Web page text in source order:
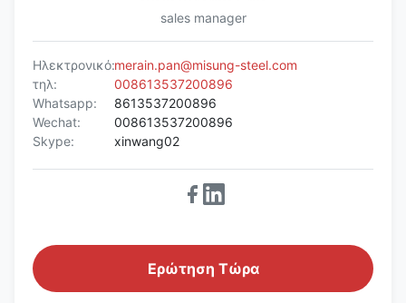
sales manager
Ηλεκτρονικό:merain.pan@misung-steel.com
τηλ:
008613537200896
Whatsapp:
8613537200896
Wechat:
008613537200896
Skype:
xinwang02
Ερώτηση Τώρα